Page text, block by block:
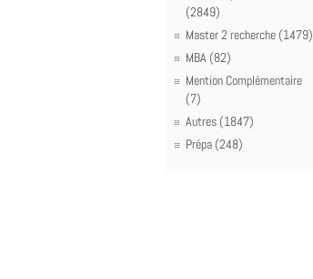
(2849)
Master 2 recherche (1479)
MBA (82)
Mention Complémentaire
(7)
Autres (1847)
Prépa (248)